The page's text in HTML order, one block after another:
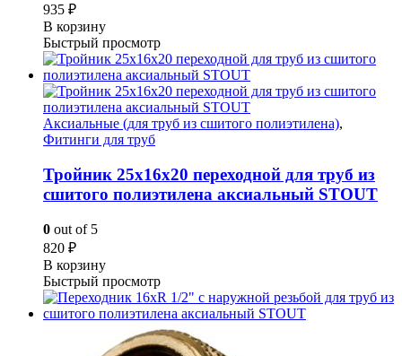
935 ₽
В корзину
Быстрый просмотр
Аксиальные (для труб из сшитого полиэтилена),
Фитинги для труб
Тройник 25x16x20 переходной для труб из
сшитого полиэтилена аксиальный STOUT
0 out of 5
820 ₽
В корзину
Быстрый просмотр